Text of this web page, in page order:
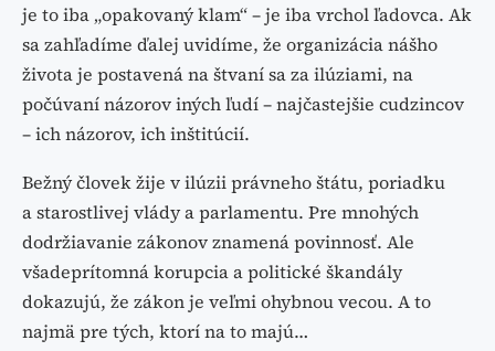
je to iba „opakovaný klam“ – je iba vrchol ľadovca. Ak
sa zahľadíme ďalej uvidíme, že organizácia nášho
života je postavená na štvaní sa za ilúziami, na
počúvaní názorov iných ľudí – najčastejšie cudzincov
– ich názorov, ich inštitúcií.
Bežný človek žije v ilúzii právneho štátu, poriadku
a starostlivej vlády a parlamentu. Pre mnohých
dodržiavanie zákonov znamená povinnosť. Ale
všadeprítomná korupcia a politické škandály
dokazujú, že zákon je veľmi ohybnou vecou. A to
najmä pre tých, ktorí na to majú…